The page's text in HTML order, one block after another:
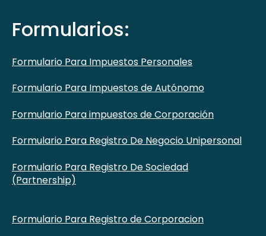
Formularios:
Formulario Para Impuestos Personales
Formulario Para Impuestos de Autónomo
Formulario Para impuestos de Corporación
Formulario Para Registro De Negocio Unipersonal
Formulario Para Registro De Sociedad
(Partnership)
Formulario Para Registro de Corporacion